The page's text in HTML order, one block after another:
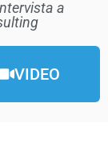
a
VIDEO